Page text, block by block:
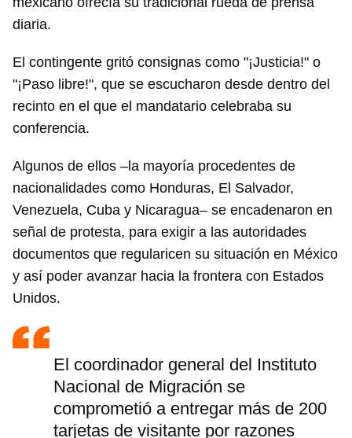
diaria.
El contingente gritó consignas como "¡Justicia!" o
"¡Paso libre!", que se escucharon desde dentro del
recinto en el que el mandatario celebraba su
conferencia.
Algunos de ellos –la mayoría procedentes de
nacionalidades como Honduras, El Salvador,
Venezuela, Cuba y Nicaragua– se encadenaron en
señal de protesta, para exigir a las autoridades
documentos que regularicen su situación en México
y así poder avanzar hacia la frontera con Estados
Unidos.
El coordinador general del Instituto
Nacional de Migración se
comprometió a entregar más de 200
tarjetas de visitante por razones